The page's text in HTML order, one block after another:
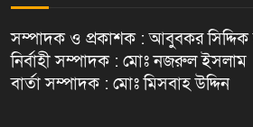
সম্পাদক ও প্রকাশক : আবুবকর
নির্বাহী সম্পাদক : মোঃ নজরুল ইসলাম
বার্তা সম্পাদক : মোঃ মিসবাহ উদ্দিন